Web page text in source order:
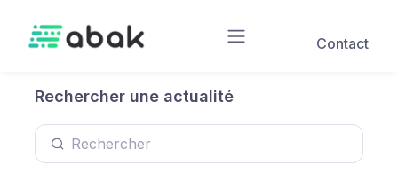
Contact
Rechercher une actualité